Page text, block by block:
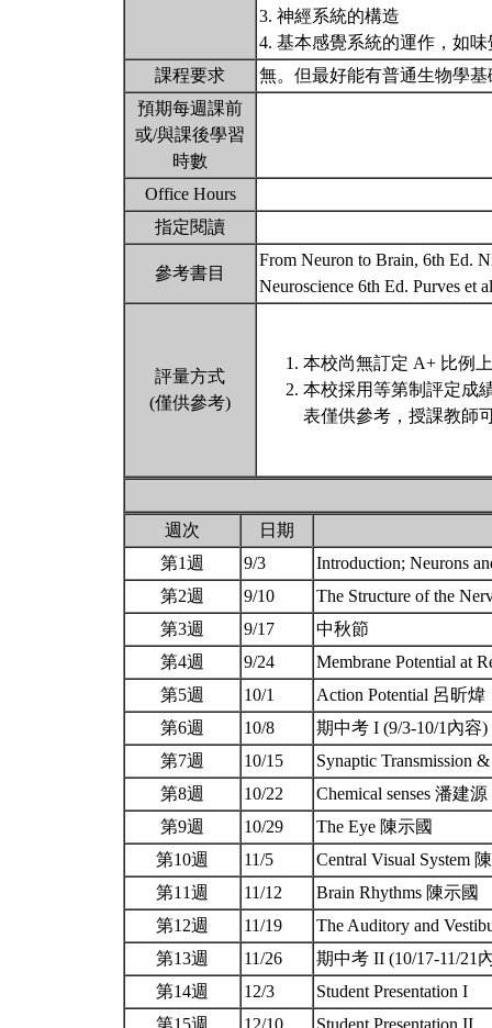
3. 神經系統的構造
4. 基本感覺系統的運作，如
課程要求
無。但最好能有普通生物學
預期每週課前
或/與課後學習
時數
Office Hours
指定閱讀
參考書目
From Neuron to Brain, 6th Ed.
Neuroscience 6th Ed. Purves et
評量方式
(僅供參考)
本校尚無訂定 A+ 比例
本校採用等第制評定成
表僅供參考，授課教師
週次
日期
第1週
9/3
Introduction; Neurons
第2週
9/10
The Structure of the
第3週
9/17
中秋節
第4週
9/24
Membrane Potential at
第5週
10/1
Action Potential 呂昕煒
第6週
10/8
期中考 I (9/3-10/1內容)
第7週
10/15
Synaptic Transmission
第8週
10/22
Chemical senses 潘建源
第9週
10/29
The Eye 陳示國
第10週
11/5
Central Visual System
第11週
11/12
Brain Rhythms 陳示國
第12週
11/19
The Auditory and
第13週
11/26
期中考 II (10/17-11/21
第14週
12/3
Student Presentation I
第15週
12/10 Student Presentation II